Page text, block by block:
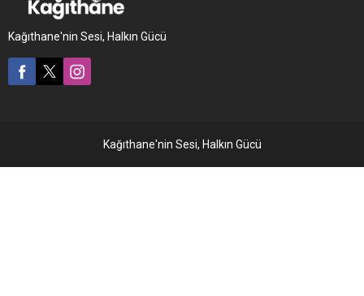
verildiğini belirtti.
Kağıthane'nin Sesi, Halkın Gücü
Kağıthane'nin Sesi, Halkın Gücü